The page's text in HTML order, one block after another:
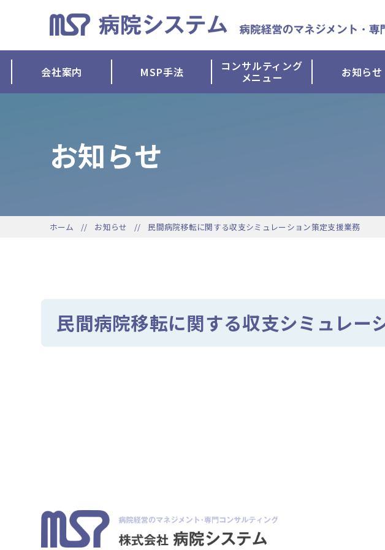
会社案内 MSP手法 コンサルティング
メニュー お知らせ
お知らせ
ホーム お知らせ 民間病院移転に関する収支シミュレーション策定支援業務
民間病院移転に関する収支シミュレー